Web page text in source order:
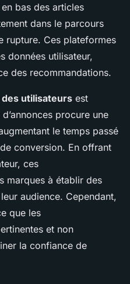
bas des articles
dans le parcours
rupture. Ces plateformes
données utilisateur,
des recommandations.
utilisateurs est
procure une
le temps passé
conversion. En offrant
ces
marques à établir des
audience. Cependant,
que les
et non
la confiance de